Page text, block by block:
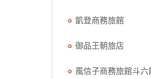
凱登商務旅館
御品王朝旅店
風信子商務旅館斗六